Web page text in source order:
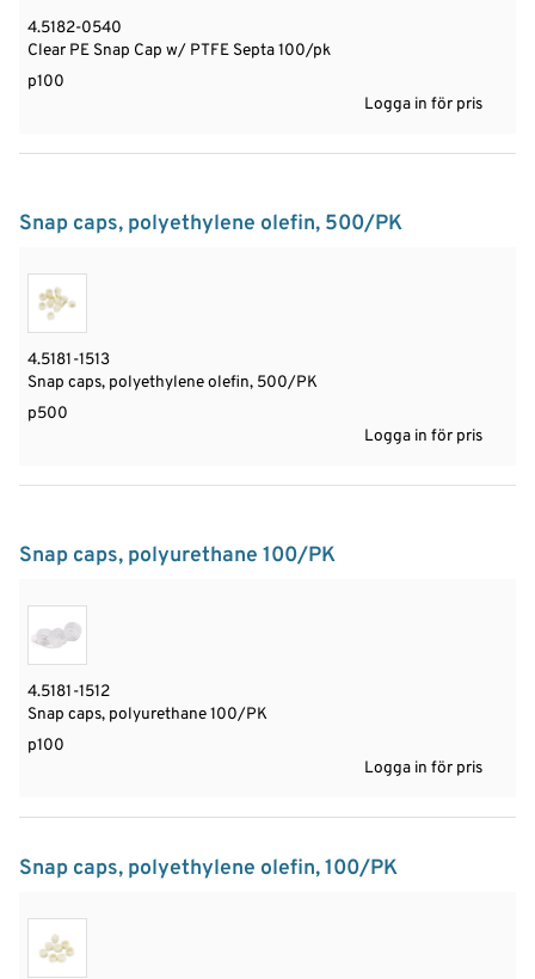
4.5182-0540
Clear PE Snap Cap w/ PTFE Septa 100/pk
p100
Logga in för pris
Snap caps, polyethylene olefin, 500/PK
4.5181-1513
Snap caps, polyethylene olefin, 500/PK
p500
Logga in för pris
Snap caps, polyurethane 100/PK
4.5181-1512
Snap caps, polyurethane 100/PK
p100
Logga in för pris
Snap caps, polyethylene olefin, 100/PK